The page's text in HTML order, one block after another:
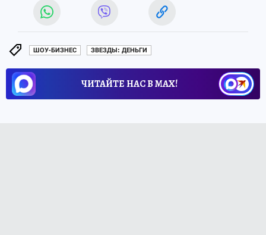
ШОУ-БИЗНЕС ЗВЕЗДЫ: ДЕНЬГИ
ЧИТАЙТЕ НАС В МАХ!